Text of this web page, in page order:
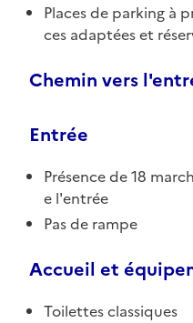
Places de parking à
ces adaptées et
Chemin vers
Entrée
Présence de 18
e l'entrée
Pas de rampe
Accueil et
Toilettes classiques